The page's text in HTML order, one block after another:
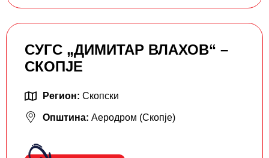
СУГС „ДИМИТАР ВЛАХОВ“ –
СКОПЈЕ
Регион: Скопски
Општина: Аеродром (Скопје)